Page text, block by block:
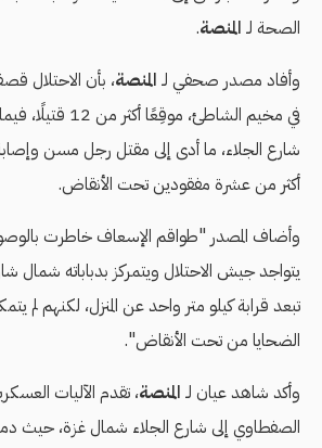
الصحة لـ المنصة.
وأفاد مصدر صحفي لـ المنصة، بأن الاحتلال
في مخيم الشاطئ،
شارع الجلاء، ما أدى إلى مقتل رجل مسن وإصابة
أكثر من عشرة مفقودين تحت الأنقاض.
وأضاف المصدر "طواقم الإسعاف خاطرت
يتواجد جيش الاحتلال ويتمركز بدباباته شمال
تبعد قرابة كيلو متر واحد عن المنزل، لكنهم لم
الضحايا من تحت الأنقاض".
وأكد شاهد عيان لـ المنصة، تقدم الآليات
الصفطاوي إلى شارع الجلاء شمال غزة، حيث